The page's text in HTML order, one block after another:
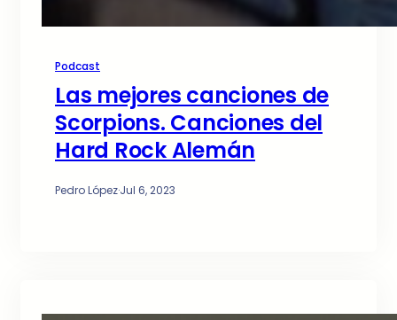
Podcast
Las mejores canciones de
Scorpions. Canciones del
Hard Rock Alemán
Pedro López·Jul 6, 2023